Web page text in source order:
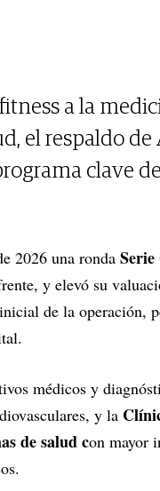
a la
el respaldo
clave
2026 una ronda Serie
y elevó su
de la operación,
médicos y
y la
de salud con mayor